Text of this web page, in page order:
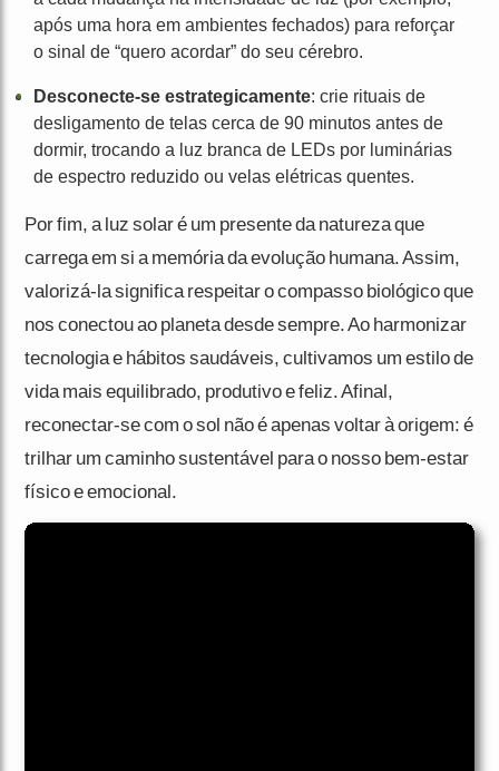
após uma hora em ambientes fechados) para reforçar
o sinal de “quero acordar” do seu cérebro.
Desconecte-se estrategicamente: crie rituais de
desligamento de telas cerca de 90 minutos antes de
dormir, trocando a luz branca de LEDs por luminárias
de espectro reduzido ou velas elétricas quentes.
Por fim, a luz solar é um presente da natureza que
carrega em si a memória da evolução humana. Assim,
valorizá-la significa respeitar o compasso biológico que
nos conectou ao planeta desde sempre. Ao harmonizar
tecnologia e hábitos saudáveis, cultivamos um estilo de
vida mais equilibrado, produtivo e feliz. Afinal,
reconectar-se com o sol não é apenas voltar à origem: é
trilhar um caminho sustentável para o nosso bem-estar
físico e emocional.